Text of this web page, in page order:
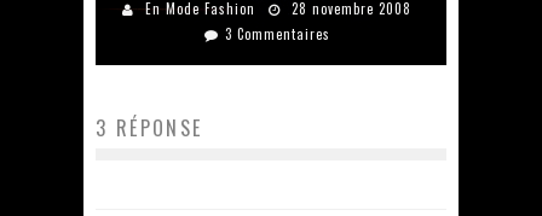
En Mode Fashion
28 novembre 2008
3 Commentaires
3 RÉPONSE